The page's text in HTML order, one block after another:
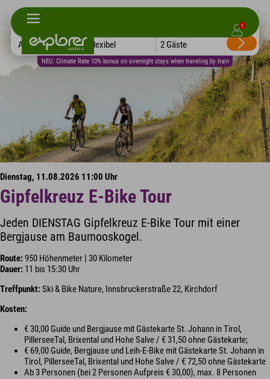
1
NEU: Climate Rate 10% bonus on overnight stays when traveling by train
Alle Hotels Flexibel 2 Gäste
Dienstag, 11.08.2026 11:00 Uhr
Gipfelkreuz E-Bike Tour
Jeden DIENSTAG Gipfelkreuz E-Bike Tour mit einer
Bergjause am Baumooskogel.
Route:950 Höhenmeter | 30 Kilometer
Dauer: 11 bis 15:30 Uhr
Treffpunkt:Ski & Bike Nature, Innsbruckerstraße 22, Kirchdorf
Kosten:
€ 30,00 Guide und Bergjause mit Gästekarte St. Johann in Tirol,
PillerseeTal, Brixental und Hohe Salve / € 31,50 ohne Gästekarte;
€ 69,00 Guide, Bergjause und Leih-E-Bike mit Gästekarte St. Johann in
Tirol, PillerseeTal, Brixental und Hohe Salve / € 72,50 ohne Gästekarte
Ab 3 Personen (bei 2 Personen Aufpreis € 30,00), max. 8 Personen